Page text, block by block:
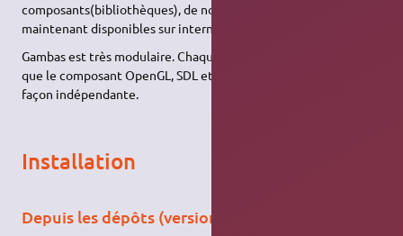
composants(bibliothèques), de nombreux tutoriels sont
maintenant disponibles sur internet.
Gambas est très modulaire. Chaque « module » du langage tel
que le composant OpenGL, SDL et j'en passe, est développé de
façon indépendante.
Installation
Depuis les dépôts (version stable)